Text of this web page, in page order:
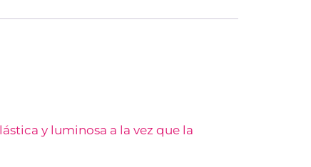
y luminosa a la vez que la